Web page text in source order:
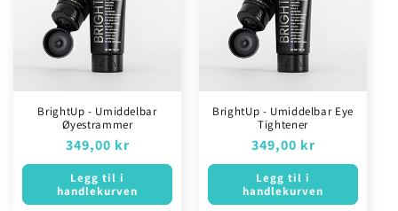
BrightUp - Umiddelbar
Øyestrammer
Ordinær
pris
349,00 kr
Legg til i
handlekurven
BrightUp - Umiddelbar Eye
Tightener
Ordinær
pris
349,00 kr
Legg til i
handlekurven